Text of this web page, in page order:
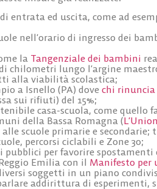
entrata ed uscita, come ad
nell’orario di ingresso dei
la Tangenziale dei bambini
chilometri lungo l’argine
alla viabilità scolastica;
a Isnello (PA) dovechi
sui rifiuti) del 15%;
casa-scuola, come quello
della Bassa Romagna (
scuole primarie e secondarie;
percorsi ciclabili e Zone 30;
pubblici per favorire spostamenti
Emilia con il Manifesto per
soggetti in un piano
addirittura di esperimenti,